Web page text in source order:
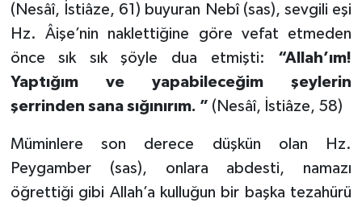
(Nesâî, İstiâze, 61) buyuran Nebî (sas), sevgili eşi
Hz. Âişe’nin naklettiğine göre vefat etmeden
önce sık sık şöyle dua etmişti: “Allah’ım!
Yaptığım ve yapabileceğim şeylerin
şerrinden sana sığınırım. ” (Nesâî, İstiâze, 58)
Müminlere son derece düşkün olan Hz.
Peygamber (sas), onlara abdesti, namazı
öğrettiği gibi Allah’a kulluğun bir başka tezahürü